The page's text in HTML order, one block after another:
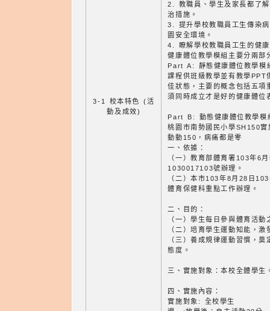
3-1 校本特色 (活
動及成效)
2. 教職員、學生及家長都了
治措施。
3. 提升學校教職員工生傳染
園安全環境。
4. 瞭解學校教職員工生的健
健康體位教學模組主要分兩部
Part A: 靜態健康體位教學模
課程供班級教學並有教學PPT
佳狀態，主要的概念包括五
須同時成立才是好的健康體位
Part B: 動態健康體位教學模
桃園市南勢國民小學SH150實
動動150，病痛都是零
一、依據：
（一）教育部體育署103年6
1030017103號辦理。
（二）本市103年8月28日
體育保健科重點工作辦理。
二、目的：
（一）學生每日參與體育活
（二）培育學生運動知能，
（三）養成規律運動習慣，
態度。
三、實施對象：本校全體學生
四、實施內容：
實施對象: 全校學生